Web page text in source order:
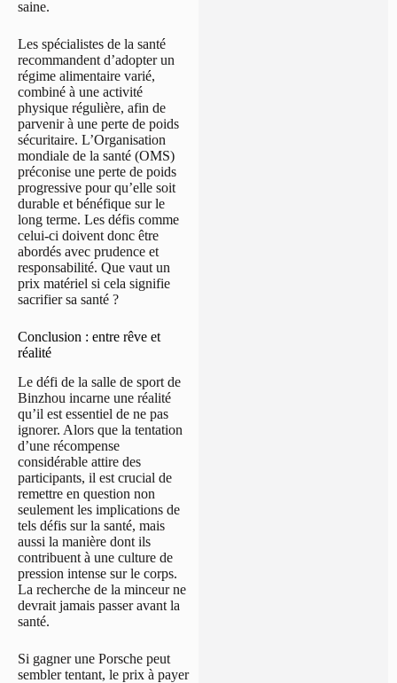
saine.
Les spécialistes de la santé
recommandent d’adopter un
régime alimentaire varié,
combiné à une activité
physique régulière, afin de
parvenir à une perte de poids
sécuritaire. L’Organisation
mondiale de la santé (OMS)
préconise une perte de poids
progressive pour qu’elle soit
durable et bénéfique sur le
long terme. Les défis comme
celui-ci doivent donc être
abordés avec prudence et
responsabilité. Que vaut un
prix matériel si cela signifie
sacrifier sa santé ?
Conclusion : entre rêve et
réalité
Le défi de la salle de sport de
Binzhou incarne une réalité
qu’il est essentiel de ne pas
ignorer. Alors que la tentation
d’une récompense
considérable attire des
participants, il est crucial de
remettre en question non
seulement les implications de
tels défis sur la santé, mais
aussi la manière dont ils
contribuent à une culture de
pression intense sur le corps.
La recherche de la minceur ne
devrait jamais passer avant la
santé.
Si gagner une Porsche peut
sembler tentant, le prix à payer